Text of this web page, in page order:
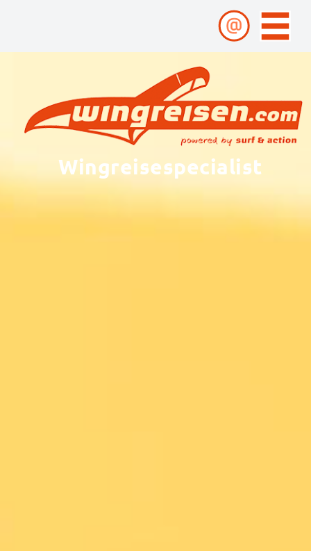
Wingreisespecialist